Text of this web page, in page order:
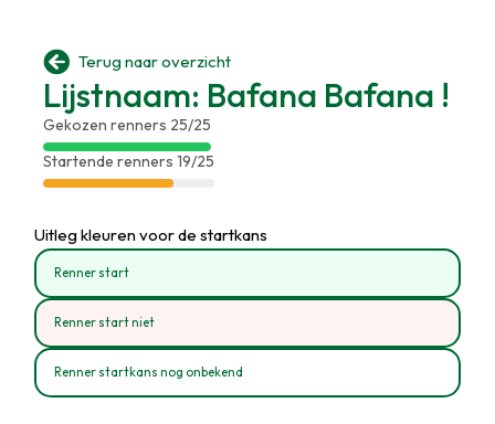
 Terug naar overzicht
Lijstnaam: Bafana Bafana !
Gekozen renners 25/25
Startende renners 19/25
Uitleg kleuren voor de startkans
Renner start
Renner start niet
Renner startkans nog onbekend